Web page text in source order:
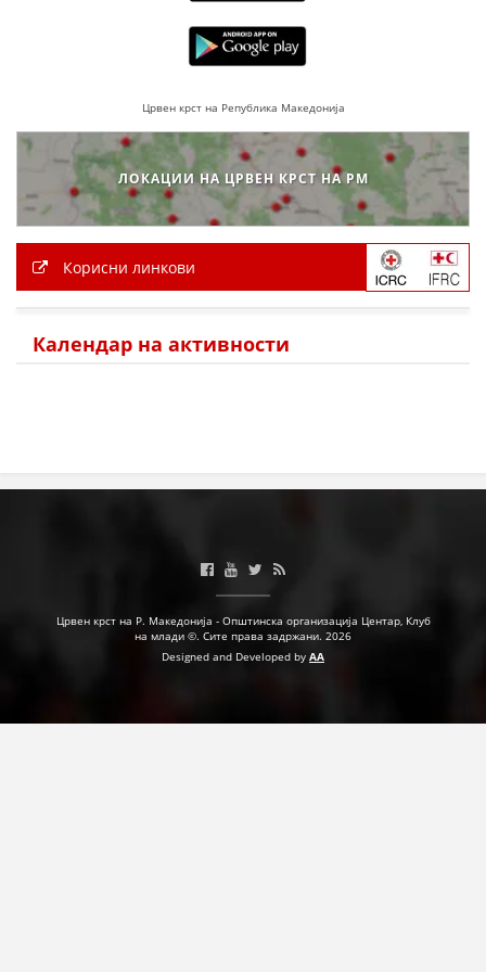
ПРИРАЧНИЦИ
СТРАТЕГИИ
ЕДУКАТИВНО ИНФОРМАТИВНИ МАТЕРИЈАЛИ
ПРЕЗЕНТАЦИИ
Црвен крст на Република Македонија
ЛОКАЦИИ НА ЦРВЕН КРСТ НА РМ
Корисни линкови
Календар на активности
Црвен крст на Р. Македонија - Општинска организација Центар, Клуб
на млади ©. Сите права задржани. 2026
Designed and Developed by AA